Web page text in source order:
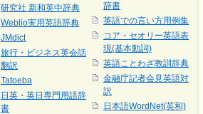
研究社 新和英中辞典
Weblio実用英語辞典
JMdict
旅行・ビジネス英会話
翻訳
Tatoeba
日英・英日専門用語辞
書
辞書
英語での言い方用例集
コア・セオリー英語表
現(基本動詞)
英語ことわざ教訓辞典
金融庁記者会見英語対
訳
日本語WordNet(英和)